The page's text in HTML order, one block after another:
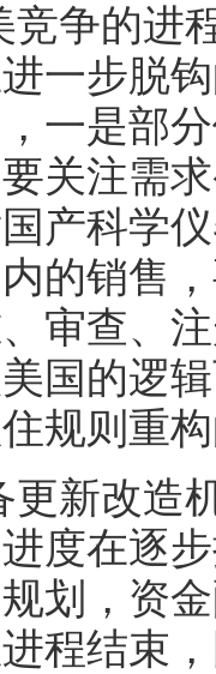
竞争的进
一步脱
一是部
关注需
产科学
的销售
审查、
国的逻
规则重
更新改造
度在逐
划，资
程结束